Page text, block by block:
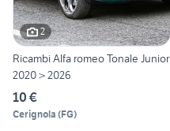
2
Ricambi Alfa romeo Tonale Junior
2020 > 2026
10 €
Cerignola (FG)